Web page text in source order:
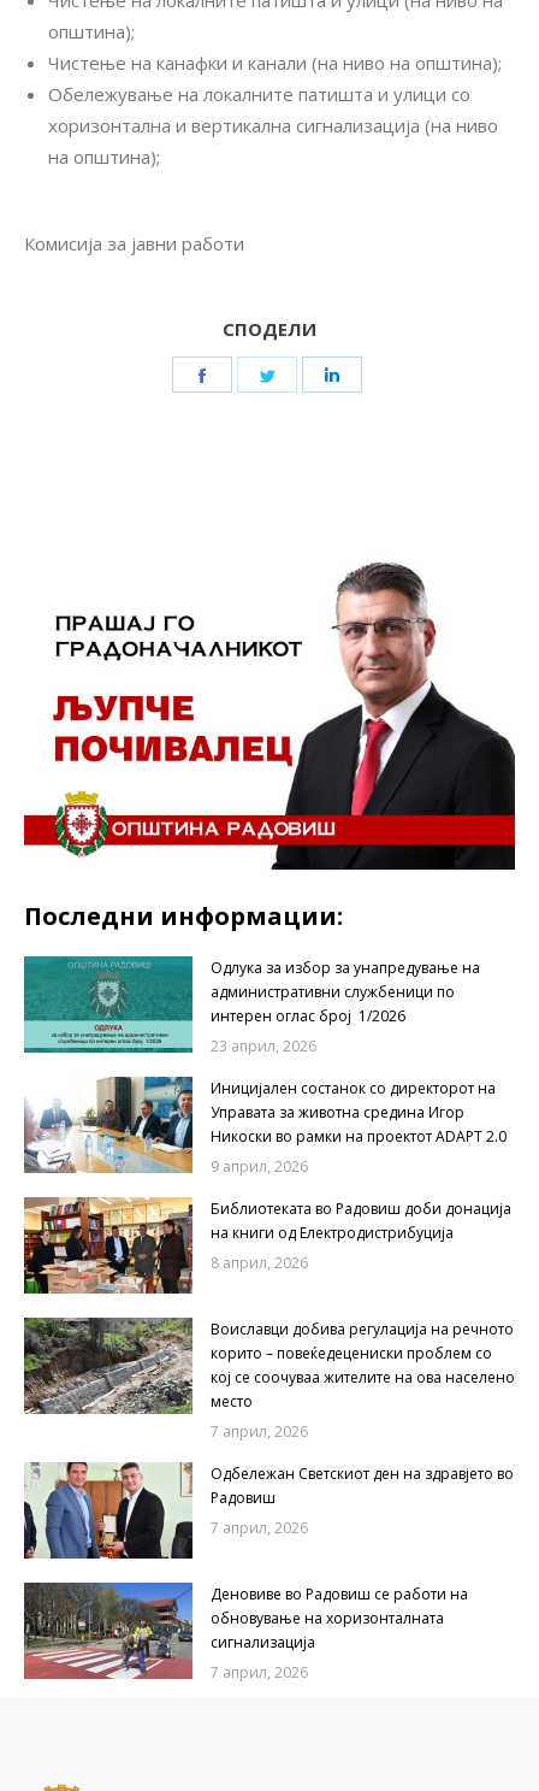
општина);
Чистење на канафки и канали (на ниво на општина);
Обележување на локалните патишта и улици со
хоризонтална и вертикална сигнализација (на ниво
на општина);
Комисија за јавни работи
СПОДЕЛИ
Share
Share
Последни информации:
Одлука за избор за унапредување на
административни службеници по
интерен оглас број 1/2026
23 април, 2026
Иницијален состанок со директорот на
Управата за животна средина Игор
Никоски во рамки на проектот ADAPT 2.0
9 април, 2026
Библиотеката во Радовиш доби донација
на книги од Електродистрибуција
8 април, 2026
Воиславци добива регулација на речното
корито – повеќедецениски проблем со
кој се соочуваа жителите на ова населено
место
7 април, 2026
Одбележан Светскиот ден на здравјето во
Радовиш
7 април, 2026
Деновиве во Радовиш се работи на
обновување на хоризонталната
сигнализација
7 април, 2026